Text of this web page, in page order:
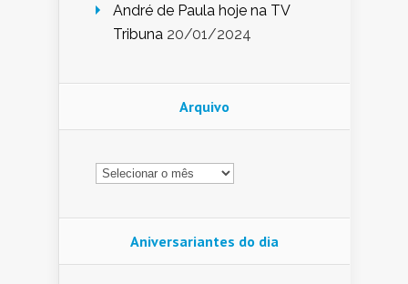
André de Paula hoje na TV
Tribuna 20/01/2024
Arquivo
Arquivo
Aniversariantes do dia